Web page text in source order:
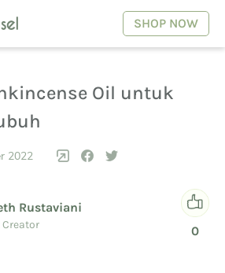
SHOP NOW
Oil untuk
2022
Rustaviani
0